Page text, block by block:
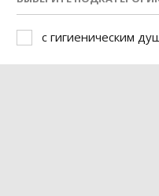
с гигиеническим